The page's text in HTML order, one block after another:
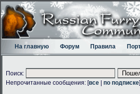
На главную Форум Правила
Поиск:
Непрочитанные сообщения: [все по подписке]